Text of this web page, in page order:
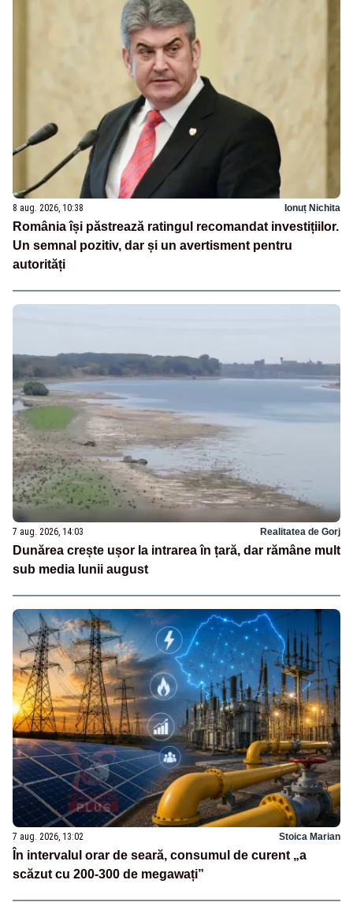
8 aug. 2026, 10:38 Ionuț Nichita
România își păstrează ratingul recomandat investițiilor.
Un semnal pozitiv, dar și un avertisment pentru
autorități
7 aug. 2026, 14:03 Realitatea de Gorj
Dunărea crește ușor la intrarea în țară, dar rămâne mult
sub media lunii august
7 aug. 2026, 13:02 Stoica Marian
În intervalul orar de seară, consumul de curent „a
scăzut cu 200-300 de megawați”